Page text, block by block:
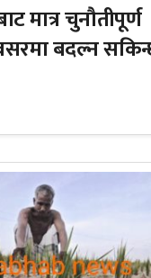
मात्र चुनौतीपूर्ण
बदल्न